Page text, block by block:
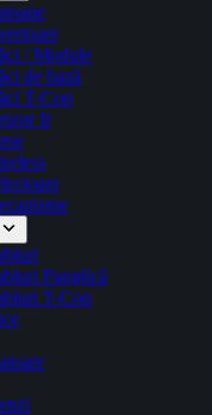
/ Module
de bază
T-Con
Ir
Panglică
T-Con